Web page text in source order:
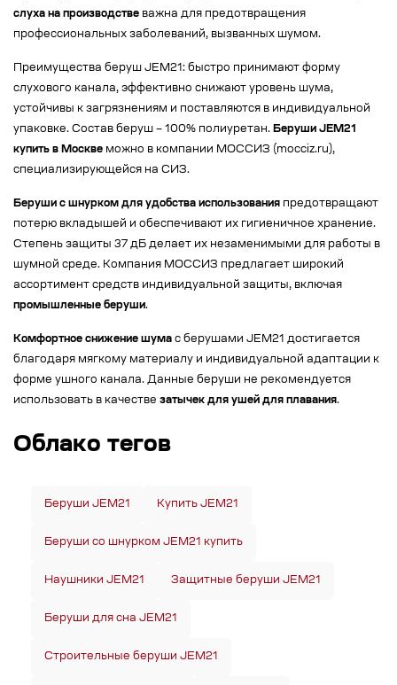
слуха на производстве важна для предотвращения
профессиональных заболеваний, вызванных шумом.
Преимущества беруш JEM21: быстро принимают форму
слухового канала, эффективно снижают уровень шума,
устойчивы к загрязнениям и поставляются в индивидуальной
упаковке. Состав беруш – 100% полиуретан. Беруши JEM21
купить в Москве можно в компании МОССИЗ (mocciz.ru),
специализирующейся на СИЗ.
Беруши с шнурком для удобства использования предотвращают
потерю вкладышей и обеспечивают их гигиеничное хранение.
Степень защиты 37 дБ делает их незаменимыми для работы в
шумной среде. Компания МОССИЗ предлагает широкий
ассортимент средств индивидуальной защиты, включая
промышленные беруши.
Комфортное снижение шума с берушами JEM21 достигается
благодаря мягкому материалу и индивидуальной адаптации к
форме ушного канала. Данные беруши не рекомендуется
использовать в качестве затычек для ушей для плавания.
Облако тегов
Беруши JEM21 Купить JEM21
Беруши со шнурком JEM21 купить
Наушники JEM21 Защитные беруши JEM21
Беруши для сна JEM21
Строительные беруши JEM21